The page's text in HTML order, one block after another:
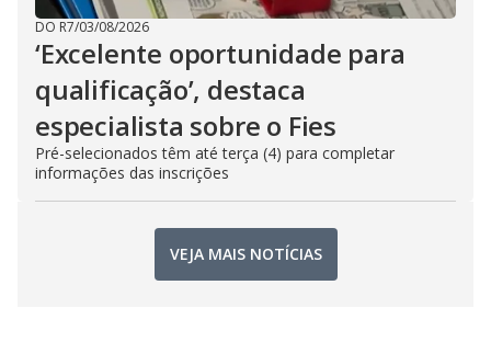
DO R7/03/08/2026
‘Excelente oportunidade para
qualificação’, destaca
especialista sobre o Fies
Pré-selecionados têm até terça (4) para completar
informações das inscrições
VEJA MAIS NOTÍCIAS